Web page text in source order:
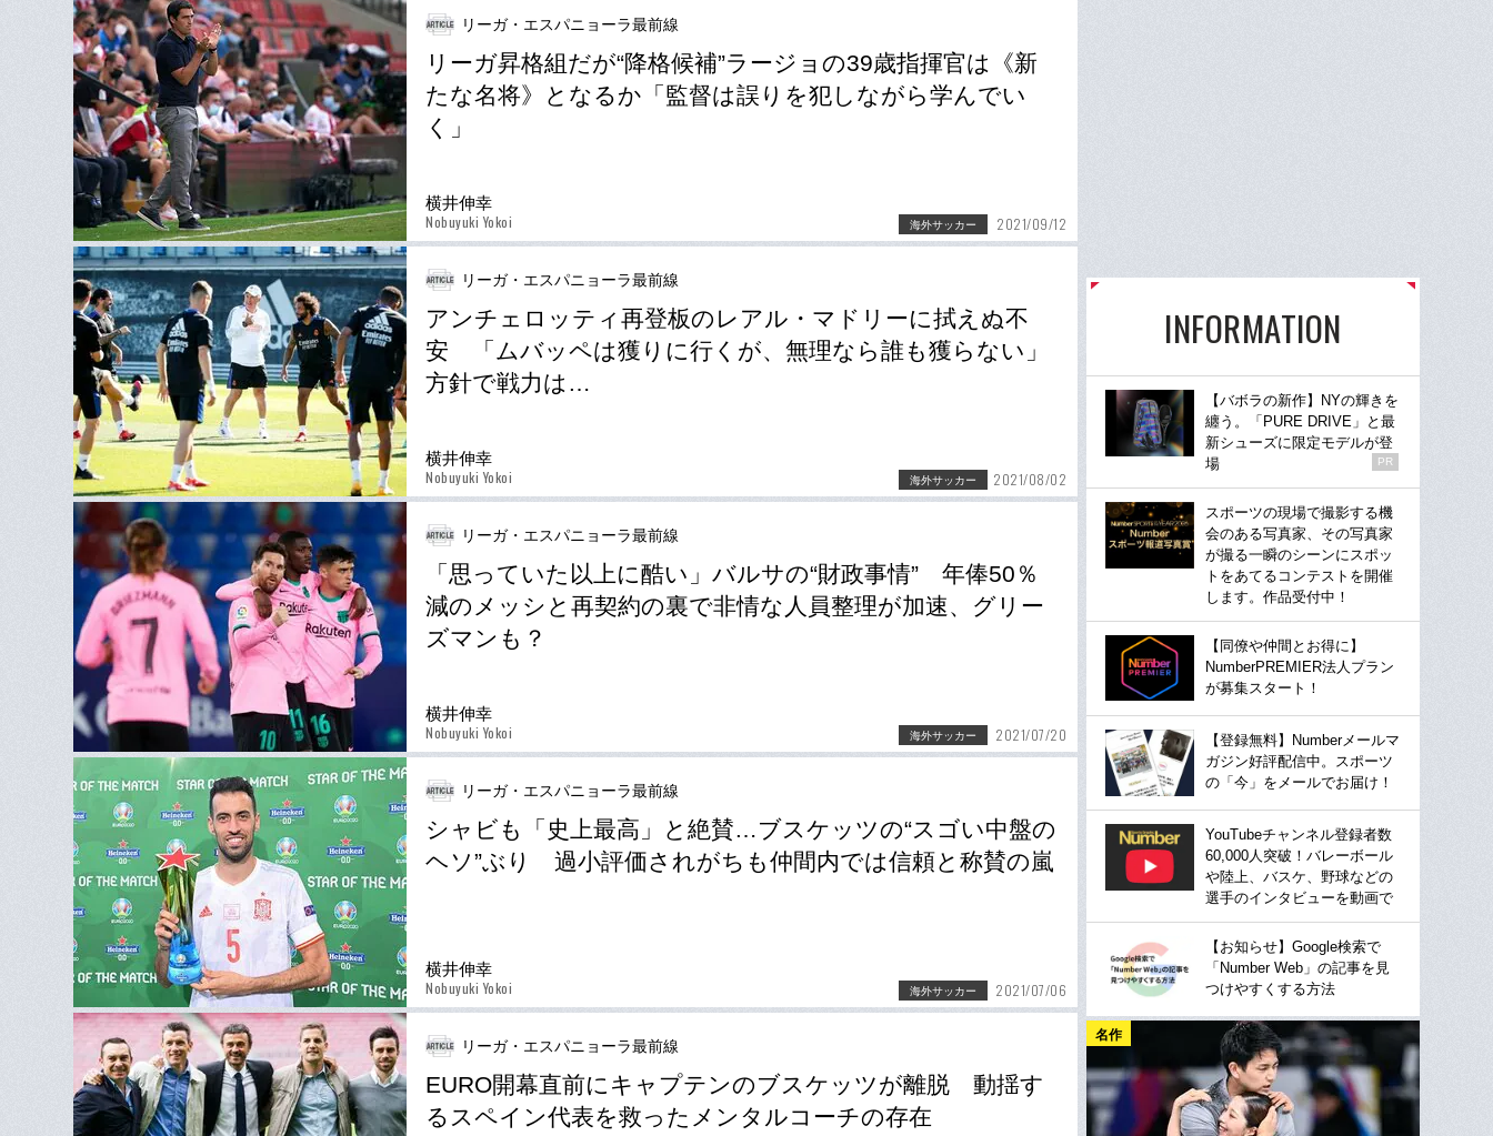
リーガ・エスパニョーラ最前線
リーガ昇格組だが“降格候補”ラージョの39歳指揮官は《新
たな名将》となるか「監督は誤りを犯しながら学んでい
く」
横井伸幸
Nobuyuki Yokoi 海外サッカー 2021/09/12
リーガ・エスパニョーラ最前線
アンチェロッティ再登板のレアル・マドリーに拭えぬ不
安 「ムバッペは獲りに行くが、無理なら誰も獲らない」
方針で戦力は…
横井伸幸
Nobuyuki Yokoi 海外サッカー 2021/08/02
リーガ・エスパニョーラ最前線
「思っていた以上に酷い」バルサの“財政事情” 年俸50％
減のメッシと再契約の裏で非情な人員整理が加速、グリー
ズマンも？
横井伸幸
Nobuyuki Yokoi 海外サッカー 2021/07/20
リーガ・エスパニョーラ最前線
シャビも「史上最高」と絶賛…ブスケッツの“スゴい中盤の
ヘソ”ぶり 過小評価されがちも仲間内では信頼と称賛の嵐
横井伸幸
Nobuyuki Yokoi 海外サッカー 2021/07/06
リーガ・エスパニョーラ最前線
EURO開幕直前にキャプテンのブスケッツが離脱 動揺す
るスペイン代表を救ったメンタルコーチの存在
INFORMATION
【バボラの新作】NYの輝きを
纏う。「PURE DRIVE」と最
新シューズに限定モデルが登
場
PR
スポーツの現場で撮影する機
会のある写真家、その写真家
が撮る一瞬のシーンにスポッ
トをあてるコンテストを開催
します。作品受付中！
【同僚や仲間とお得に】
NumberPREMIER法人プラン
が募集スタート！
【登録無料】Numberメールマ
ガジン好評配信中。スポーツ
の「今」をメールでお届け！
YouTubeチャンネル登録者数
60,000人突破！バレーボール
や陸上、バスケ、野球などの
選手のインタビューを動画で
【お知らせ】Google検索で
「Number Web」の記事を見
つけやすくする方法
名作